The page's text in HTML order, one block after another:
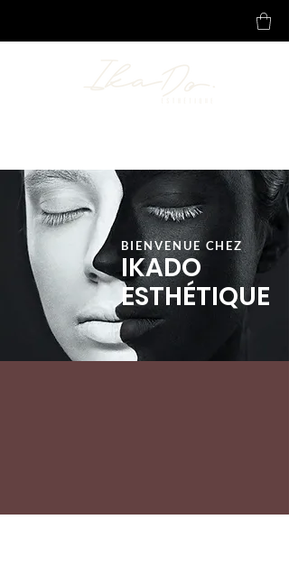
BIENVENUE CHEZ
IKADO
ESTHÉTIQUE